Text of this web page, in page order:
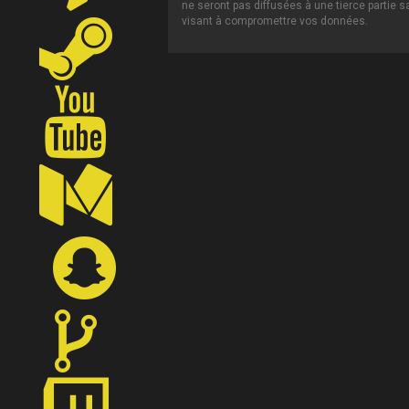
ne seront pas diffusées à une tierce partie
visant à compromettre vos données.